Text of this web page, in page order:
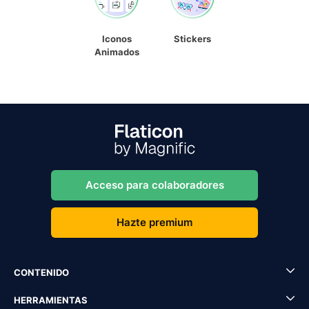
Iconos
Animados
Stickers
Acceso para colaboradores
Hazte premium
CONTENIDO
HERRAMIENTAS